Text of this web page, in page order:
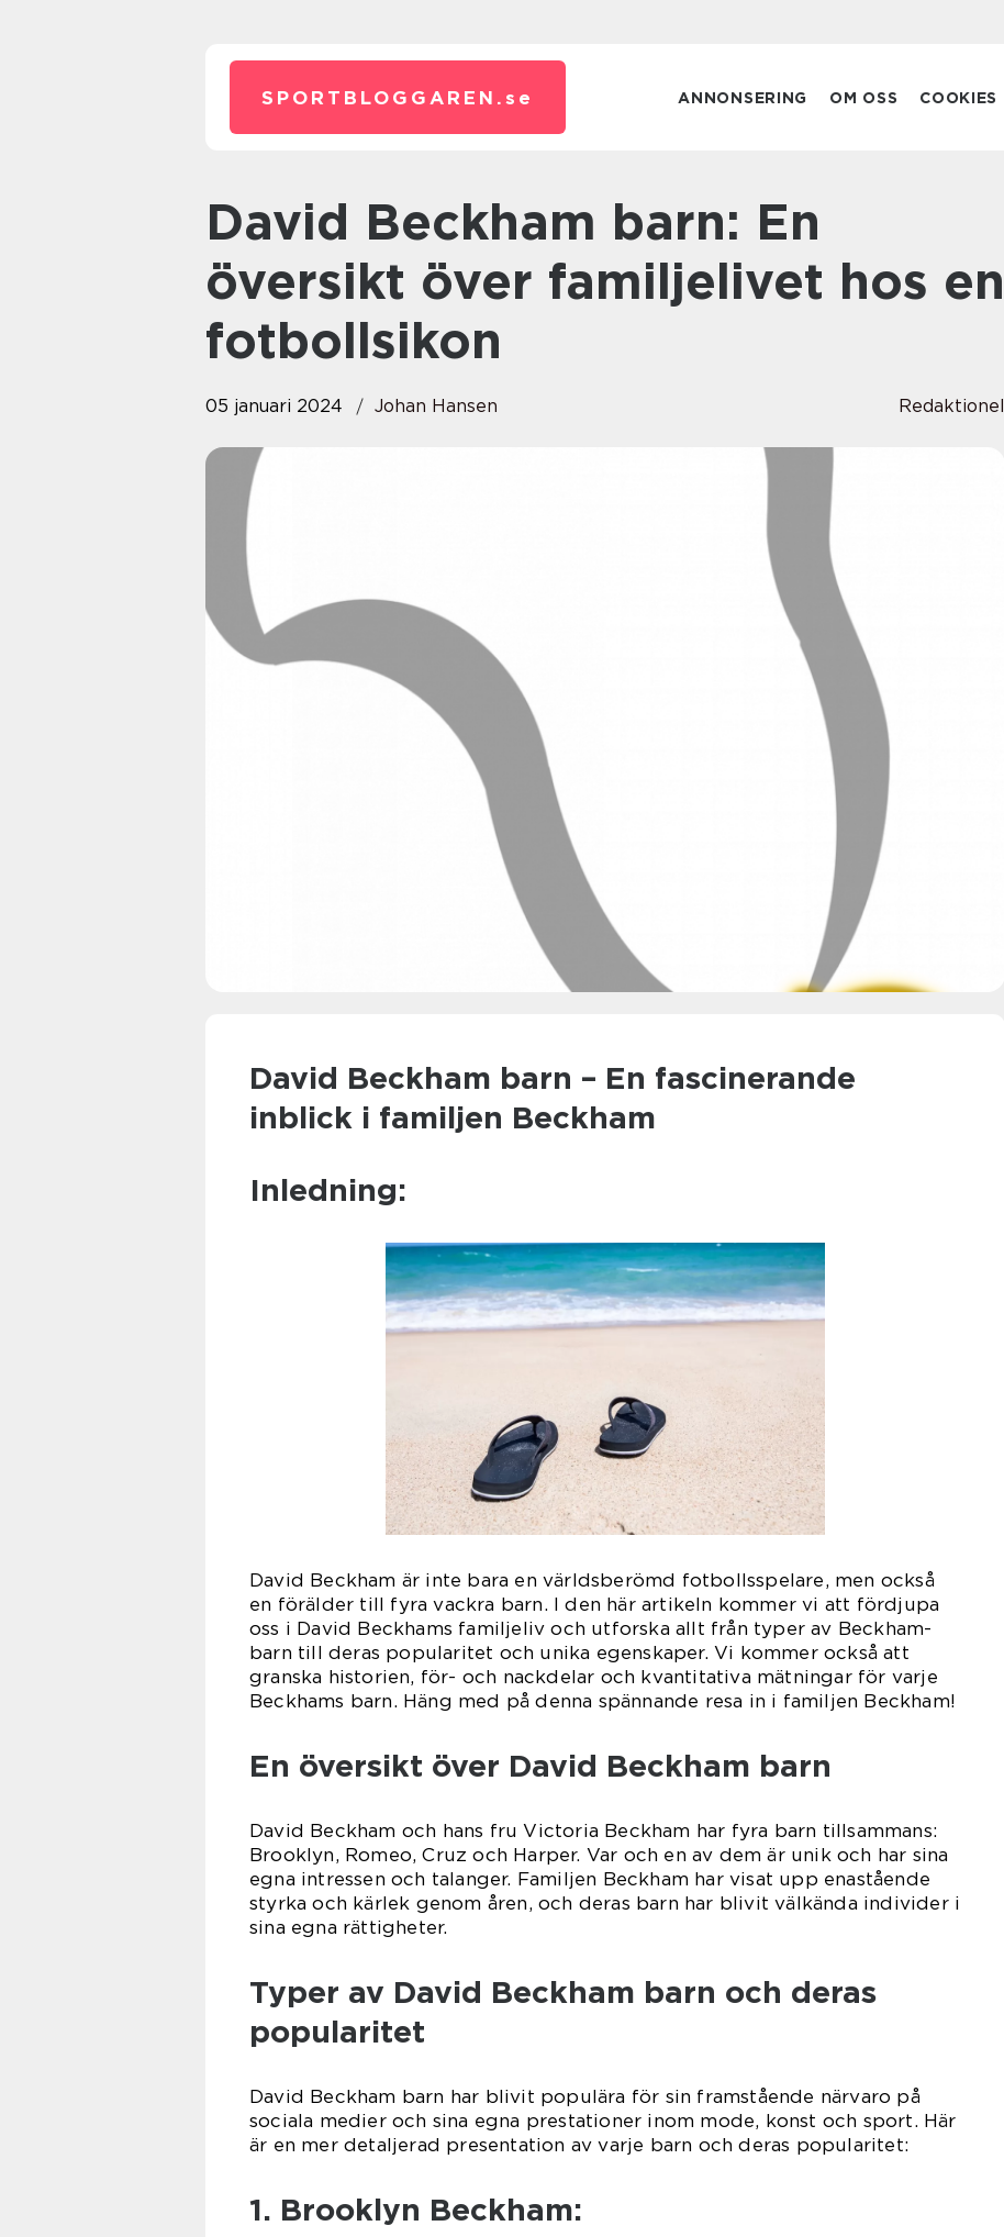
SPORTBLOGGAREN. se ANNONSERING OM OSS COOKIES
David Beckham barn: En
översikt över familjelivet hos en
fotbollsikon
05 januari 2024 Johan Hansen Redaktionel
David Beckham barn – En fascinerande
inblick i familjen Beckham
Inledning:
David Beckham är inte bara en världsberömd fotbollsspelare, men också
en förälder till fyra vackra barn. I den här artikeln kommer vi att fördjupa
oss i David Beckhams familjeliv och utforska allt från typer av Beckham-
barn till deras popularitet och unika egenskaper. Vi kommer också att
granska historien, för- och nackdelar och kvantitativa mätningar för varje
Beckhams barn. Häng med på denna spännande resa in i familjen Beckham!
En översikt över David Beckham barn
David Beckham och hans fru Victoria Beckham har fyra barn tillsammans:
Brooklyn, Romeo, Cruz och Harper. Var och en av dem är unik och har sina
egna intressen och talanger. Familjen Beckham har visat upp enastående
styrka och kärlek genom åren, och deras barn har blivit välkända individer i
sina egna rättigheter.
Typer av David Beckham barn och deras
popularitet
David Beckham barn har blivit populära för sin framstående närvaro på
sociala medier och sina egna prestationer inom mode, konst och sport. Här
är en mer detaljerad presentation av varje barn och deras popularitet:
1. Brooklyn Beckham: